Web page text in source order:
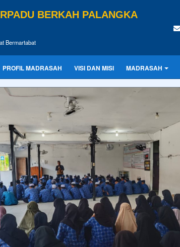
BERKAH PALANGKA
Bermartabat
PROFIL MADRASAH VISI DAN MISI MADRASAH